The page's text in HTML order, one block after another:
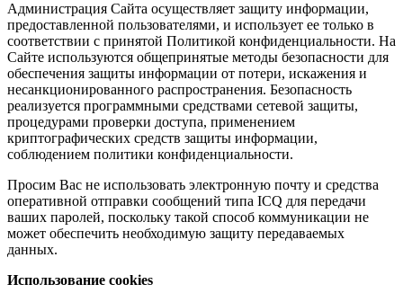
Администрация Сайта осуществляет защиту информации,
предоставленной пользователями, и использует ее только в
соответствии с принятой Политикой конфиденциальности. На
Сайте используются общепринятые методы безопасности для
обеспечения защиты информации от потери, искажения и
несанкционированного распространения. Безопасность
реализуется программными средствами сетевой защиты,
процедурами проверки доступа, применением
криптографических средств защиты информации,
соблюдением политики конфиденциальности.
Просим Вас не использовать электронную почту и средства
оперативной отправки сообщений типа ICQ для передачи
ваших паролей, поскольку такой способ коммуникации не
может обеспечить необходимую защиту передаваемых
данных.
Использование cookies